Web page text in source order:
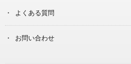
よくある質問
お問い合わせ